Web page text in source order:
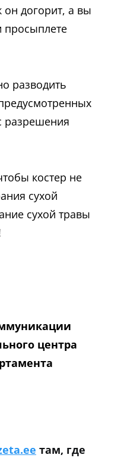
он догорит, а вы
просыплете
разводить
разрешения
костер не
сухой
сухой травы
центра
там, где